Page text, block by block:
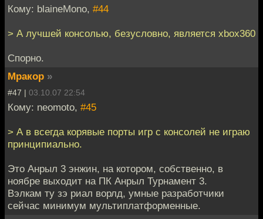
Кому: blaineMono, #44
> А лучшей консолью, безусловно, является xbox360
Спорно.
Мракор »
#47 | 03.10.07 22:54
Кому: neomoto, #45
> А в всегда корявые порты игр с консолей не играю
принципиально.
Это Анрыл 3 энжин, на котором, собственно, в
ноябре выходит на ПК Анрыл Турнамент 3.
Вэлкам ту зэ риал ворлд, умные разработчики
сейчас минимум мультиплатформенные.